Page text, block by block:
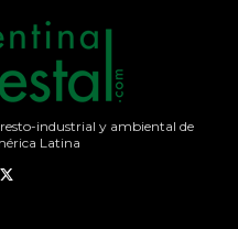
industrial y ambiental de
Latina